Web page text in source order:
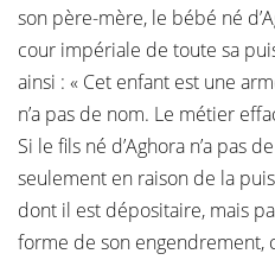
son père-mère, le bébé né
cour impériale de toute sa
ainsi : « Cet enfant est une
n’a pas de nom. Le métier
Si le fils né d’Aghora n’a pas
seulement en raison de la
dont il est dépositaire, mais
forme de son engendrement,